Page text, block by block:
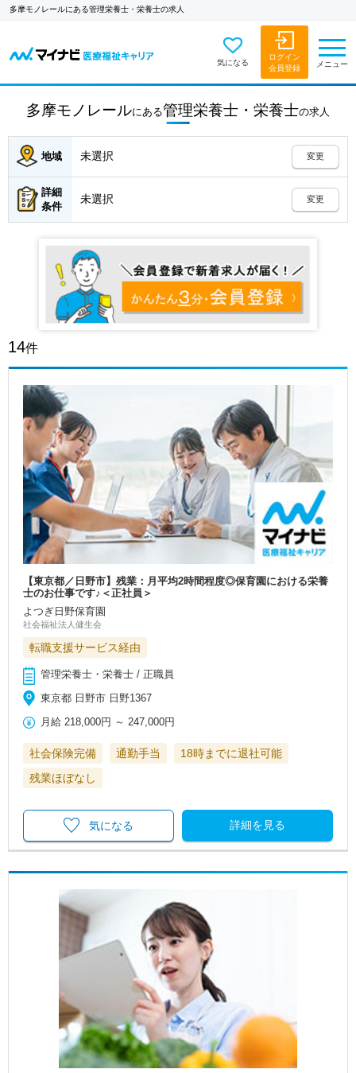
多摩モノレールにある管理栄養士・栄養士の求人
気になる
ログイン
会員登録
メニュー
多摩モノレールにある管理栄養士・栄養士の求人
地域 未選択 変更
詳細
条件
未選択 変更
14件
【東京都／日野市】残業：月平均2時間程度◎保育園における栄養
士のお仕事です♪＜正社員＞
よつぎ日野保育園
社会福祉法人健生会
転職支援サービス経由
管理栄養士・栄養士 / 正職員
東京都 日野市 日野1367
月給 218,000円 ～ 247,000円
社会保険完備 通勤手当
18時までに退社可能
残業ほぼなし
詳細を見る
気になる